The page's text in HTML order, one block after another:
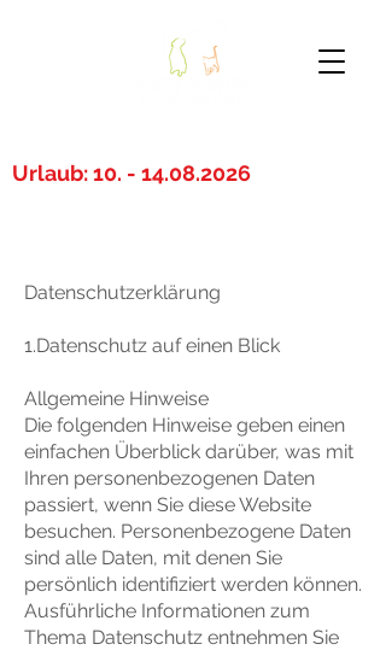
Urlaub:10. - 14.08.2026
Datenschutzerklärung
1.Datenschutz auf einen Blick
Allgemeine Hinweise
Die folgenden Hinweise geben einen
einfachen Überblick darüber, was mit
Ihren personenbezogenen Daten
passiert, wenn Sie diese Website
besuchen. Personenbezogene Daten
sind alle Daten, mit denen Sie
persönlich identifiziert werden können.
Ausführliche Informationen zum
Thema Datenschutz entnehmen Sie